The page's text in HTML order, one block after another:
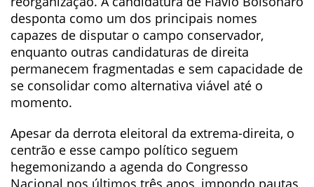
desponta como um dos principais nomes
capazes de disputar o campo conservador,
enquanto outras candidaturas de direita
permanecem fragmentadas e sem capacidade de
se consolidar como alternativa viável até o
momento.
Apesar da derrota eleitoral da extrema-direita, o
centrão e esse campo político seguem
hegemonizando a agenda do Congresso
Nacional nos últimos três anos, impondo pautas